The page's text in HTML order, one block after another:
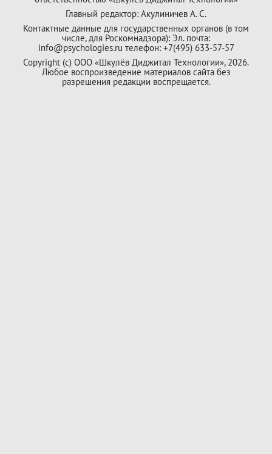
Главный редактор: Акулиничев А. С.
Контактные данные для государственных органов (в том
числе, для Роскомнадзора): Эл. почта:
info@psychologies.ru телефон: +7(495) 633-57-57
Copyright (с) ООО «Шкулёв Диджитал Технологии», 2026.
Любое воспроизведение материалов сайта без
разрешения редакции воспрещается.